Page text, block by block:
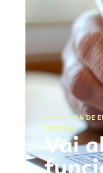
ABERTURA DE
FEDERAL
Vai